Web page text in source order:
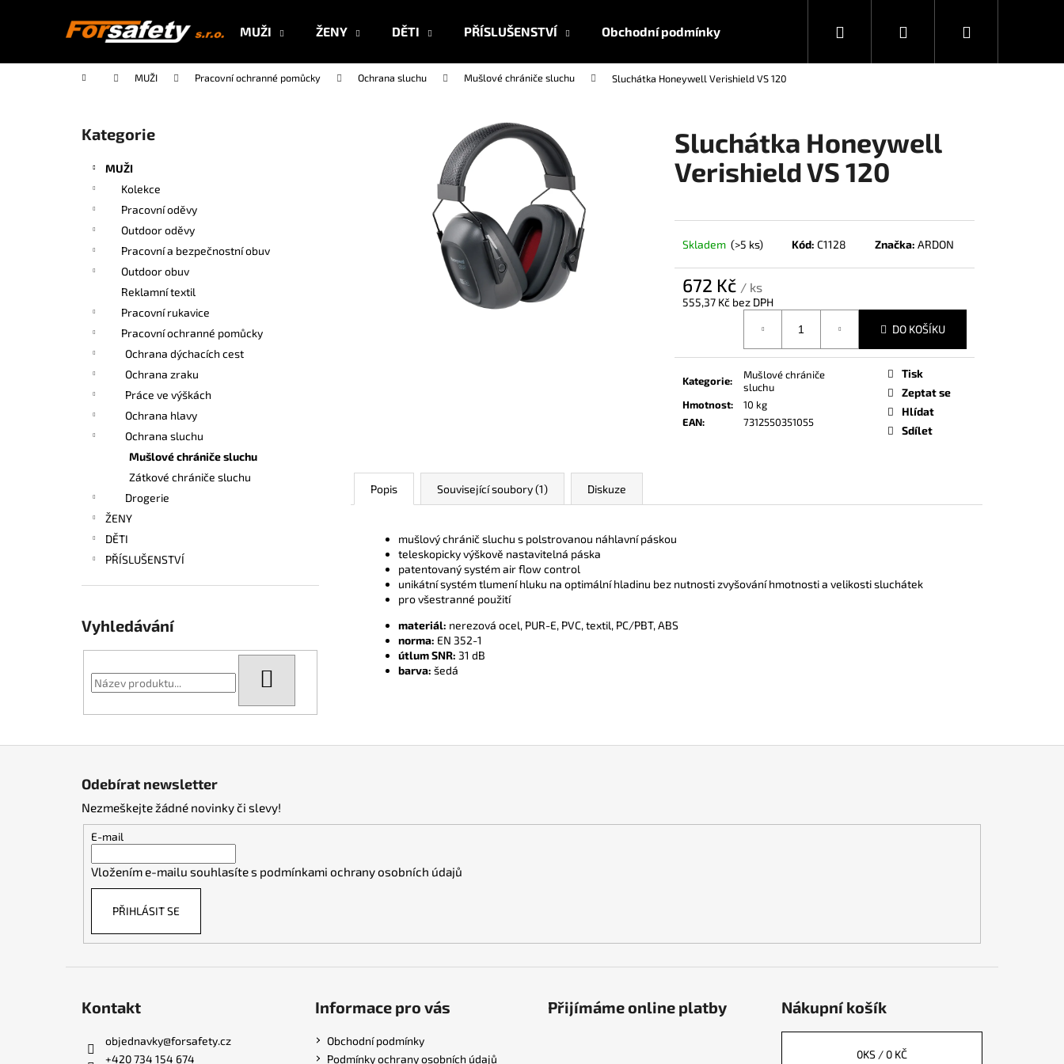
MUŽI ŽENY DĚTI PŘÍSLUŠENSTVÍ Obchodní podmínky Hledat PřihlášeníNákupní
Domů MUŽI Pracovní ochranné pomůcky Ochrana sluchu Mušlové chrániče sluchu Sluchátka Honeywell Verishield VS 120
Přeskočit
kategorie
Kategorie
MUŽI
Kolekce
Pracovní oděvy
Outdoor oděvy
Pracovní a bezpečnostní obuv
Outdoor obuv
Reklamní textil
Pracovní rukavice
Pracovní ochranné pomůcky
Ochrana dýchacích cest
Ochrana zraku
Práce ve výškách
Ochrana hlavy
Ochrana sluchu
Mušlové chrániče sluchu
Zátkové chrániče sluchu
Drogerie
ŽENY
DĚTI
PŘÍSLUŠENSTVÍ
Vyhledávání
Sluchátka Honeywell
Verishield VS 120
Skladem (>5 ks) Kód: C1128 Značka: ARDON
672 Kč / ks
555,37 Kč bez DPH
DO KOŠÍKU
Kategorie:
Mušlové chrániče
sluchu
Hmotnost:
10 kg
EAN: 7312550351055
Tisk
Zeptat se
Hlídat
Sdílet
Popis Související soubory (1) Diskuze
mušlový chránič sluchu s polstrovanou náhlavní páskou
teleskopicky výškově nastavitelná páska
patentovaný systém air flow control
unikátní systém tlumení hluku na optimální hladinu bez nutnosti zvyšování hmotnosti a velikosti sluchátek
pro všestranné použití
materiál: nerezová ocel, PUR-E, PVC, textil, PC/PBT, ABS
norma: EN 352-1
útlum SNR: 31 dB
barva: šedá
í
Zpět
do
Zpět
do
Co potřebujete najít?
HLEDAT
Doporučujeme
Odebírat newsletter
Nezmeškejte žádné novinky či slevy!
E-mail
Vložením e-mailu souhlasíte s podmínkami ochrany osobních údajů
PŘIHLÁSIT SE
Kontakt
objednavky@forsafety.cz
+420 734 154 674
Informace pro vás
Obchodní podmínky
Podmínky ochrany osobních údajů
Přijímáme online platby Nákupní košík
0KS / 0 KČ